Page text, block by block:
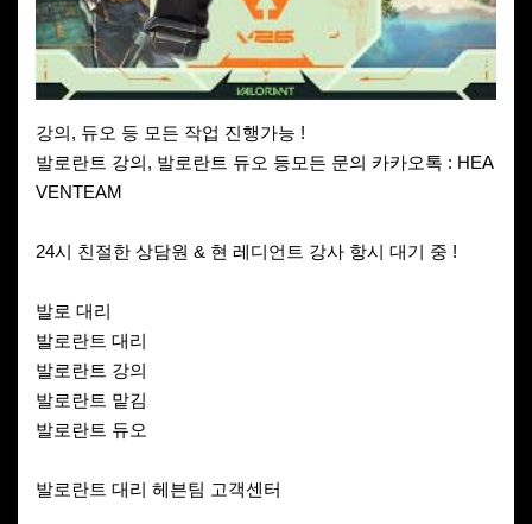
강의, 듀오 등 모든 작업 진행가능 !
발로란트 강의, 발로란트 듀오 등모든 문의 카카오톡 : HEA
VENTEAM
24시 친절한 상담원 & 현 레디언트 강사 항시 대기 중 !
발로 대리
발로란트 대리
발로란트 강의
발로란트 맡김
발로란트 듀오
발로란트 대리 헤븐팀 고객센터